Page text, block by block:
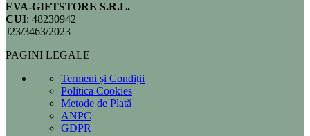
EVA-GIFTSTORE S.R.L.
CUI: 48230942
J23/3463/2023
PAGINI LEGALE
Termeni și Condiții
Politica Cookies
Metode de Plată
ANPC
GDPR